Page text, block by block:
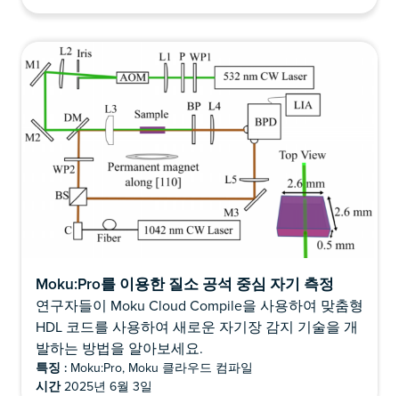
Moku:Pro를 이용한 질소 공석 중심 자기 측정
연구자들이 Moku Cloud Compile을 사용하여 맞춤형
HDL 코드를 사용하여 새로운 자기장 감지 기술을 개
발하는 방법을 알아보세요.
특징 : Moku:Pro, Moku 클라우드 컴파일
시간2025년 6월 3일